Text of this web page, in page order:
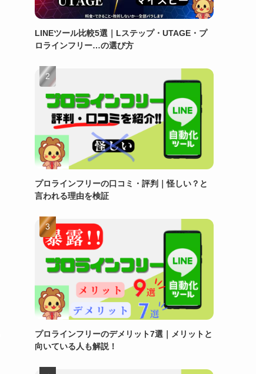
LINEツール比較5選｜Lステップ・UTAGE・プ
ロラインフリー…の選び方
プロラインフリーの口コミ・評判｜怪しい？と
言われる理由を検証
プロラインフリーのデメリット7選｜メリットと
向いている人も解説！